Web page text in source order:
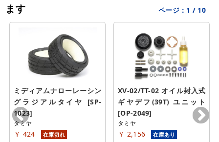
ます
ページ： 1 / 10
ミディアムナローレーシン
グラジアルタイヤ [SP-
1023]
タミヤ
￥ 424 在庫切れ
XV-02/TT-02 オイル封入式
ギヤデフ(39T) ユニット
[OP-2049]
タミヤ
￥ 2,156 在庫あり